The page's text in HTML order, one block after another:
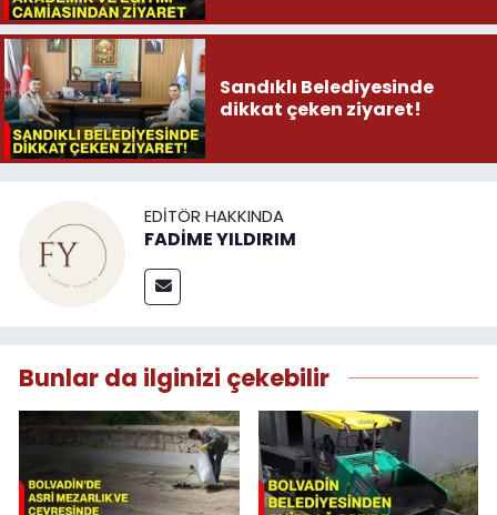
Sandıklı Belediyesinde
dikkat çeken ziyaret!
EDITÖR HAKKINDA
FADİME YILDIRIM
Bunlar da ilginizi çekebilir